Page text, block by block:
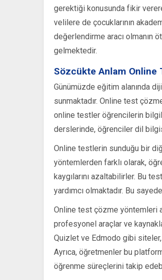
gerektiği konusunda fikir
velilere de çocuklarının
değerlendirme aracı olmanın
gelmektedir.
Sözcükte Anlam Online
Günümüzde eğitim alanında
sunmaktadır. Online test
online testler öğrencilerin
derslerinde, öğrenciler dil
Online testlerin sunduğu bir
yöntemlerden farklı olarak,
kaygılarını azaltabilirler. Bu
yardımcı olmaktadır. Bu
Online test çözme yöntemleri
profesyonel araçlar ve
Quizlet ve Edmodo gibi siteler,
Ayrıca, öğretmenler bu
öğrenme süreçlerini takip